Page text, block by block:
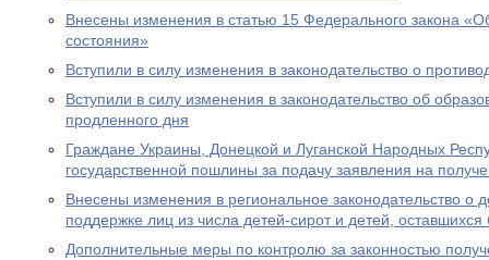
Внесены изменения в статью 15 Федерального закона
состояния»
Вступили в силу изменения в законодательство о
Вступили в силу изменения в законодательство об
продленного дня
Граждане Украины, Донецкой и Луганской Народных
государственной пошлины за подачу заявления на
Внесены изменения в региональное законодательство о
поддержке лиц из числа детей-сирот и детей,
Дополнительные меры по контролю за законностью